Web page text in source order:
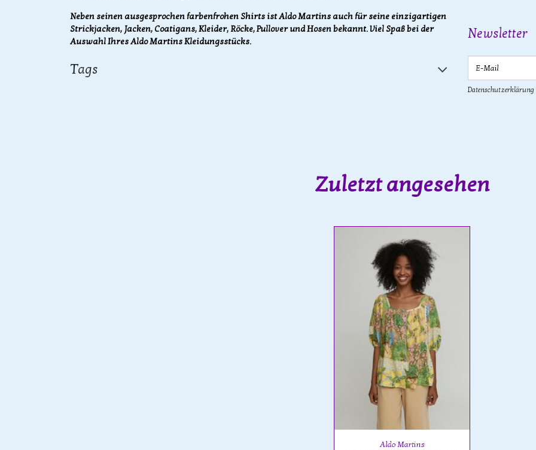
Neben seinen ausgesprochen farbenfrohen Shirts ist Aldo Martins auch für seine einzigartigen
Strickjacken, Jacken, Coatigans, Kleider, Röcke, Pullover und Hosen bekannt. Viel Spaß bei der
Auswahl Ihres Aldo Martins Kleidungsstücks.
Tags
Newsletter
E-Mail
Datenschutzerklärung
Zuletzt angesehen
Aldo Martins